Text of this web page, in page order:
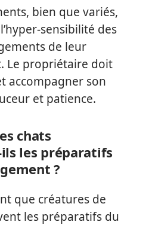
bien que variés,
sensibilité des
de leur
Le propriétaire doit
accompagner son
et patience.
chats
les préparatifs
?
que créatures de
les préparatifs du